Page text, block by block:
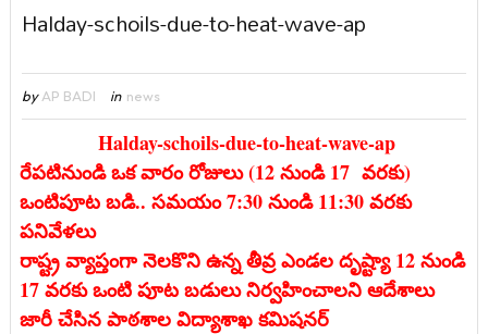
Halday-schoils-due-to-heat-wave-ap
by AP BADI in news
Halday-schoils-due-to-heat-wave-ap
రేపటినుండి ఒక వారం రోజులు (12 నుండి 17 వరకు)
ఒంటిపూట బడి.. సమయం 7:30 నుండి 11:30 వరకు
పనివేళలు
రాష్ట్ర వ్యాప్తంగా నెలకొని ఉన్న తీవ్ర ఎండల దృష్ట్యా 12 నుండి
17 వరకు ఒంటి పూట బడులు నిర్వహించాలని ఆదేశాలు
జారీ చేసిన పాఠశాల విద్యాశాఖ కమిషనర్